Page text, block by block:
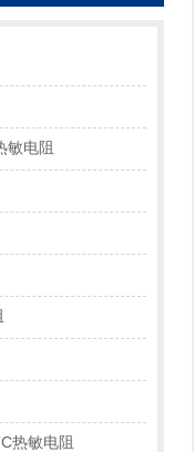
敏电阻
热敏电阻